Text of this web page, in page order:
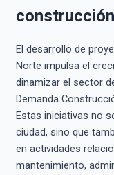
El desarrollo de
Norte impulsa el
dinamizar el sector
Demanda
Estas iniciativas no
ciudad, sino que
en actividades
mantenimiento,